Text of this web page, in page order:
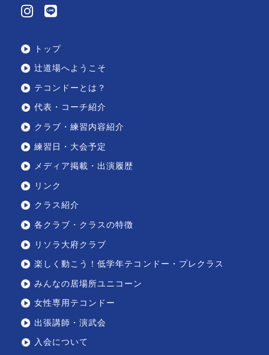
トップ
辻道場へようこそ
テコンドーとは？
代表・コーチ紹介
クラブ・練習内容紹介
練習日・大会予定
メディア掲載・出演履歴
リンク
クラス紹介
各クラブ・クラスの特徴
リソラ大府クラブ
楽しく動こう！低学年テコンドー・プレクラス
みんなの居場所ユニコーン
女性専用テコンドー
出張講師・演武会
入会について